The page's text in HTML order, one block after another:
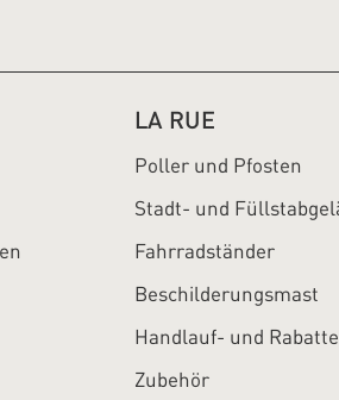
LA RUE
Poller und Pfosten
Stadt- und
Fahrradständer
Beschilderungsmast
Handlauf- und
Zubehör